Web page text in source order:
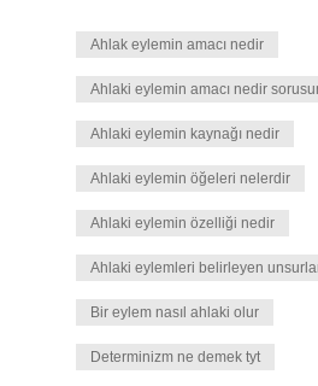
Ahlak eylemin amacı nedir
Ahlaki eylemin amacı nedir
Ahlaki eylemin kaynağı nedir
Ahlaki eylemin öğeleri nelerdir
Ahlaki eylemin özelliği nedir
Ahlaki eylemleri belirleyen
Bir eylem nasıl ahlaki olur
Determinizm ne demek tyt